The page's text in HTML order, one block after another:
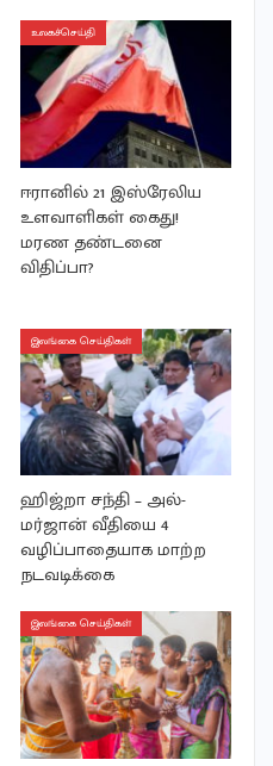
உலகச்செய்தி
ஈரானில் 21 இஸ்ரேலிய
உளவாளிகள் கைது!
மரண தண்டனை
விதிப்பா?
இலங்கை செய்திகள்
ஹிஜ்றா சந்தி – அல்-
மர்ஜான் வீதியை 4
வழிப்பாதையாக மாற்ற
நடவடிக்கை
இலங்கை செய்திகள்